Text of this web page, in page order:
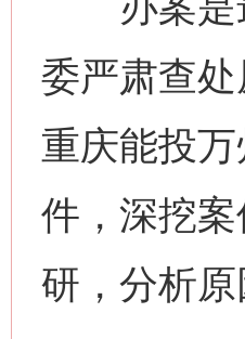
委严肃查
重庆能投
件，深挖
研，分析